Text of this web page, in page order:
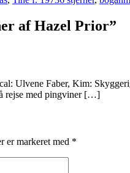
af Hazel Prior”
Ulvene Faber, Kim:
rejse med pingviner […]
er markeret med *